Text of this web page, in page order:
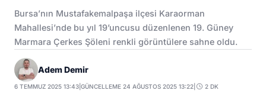
Bursa’nın Mustafakemalpaşa ilçesi Karaorman
Mahallesi’nde bu yıl 19’uncusu düzenlenen 19. Güney
Marmara Çerkes Şöleni renkli görüntülere sahne oldu.
Adem Demir
6 TEMMUZ 2025 13:43 |GÜNCELLEME 24 AĞUSTOS 2025 13:22 2 DK